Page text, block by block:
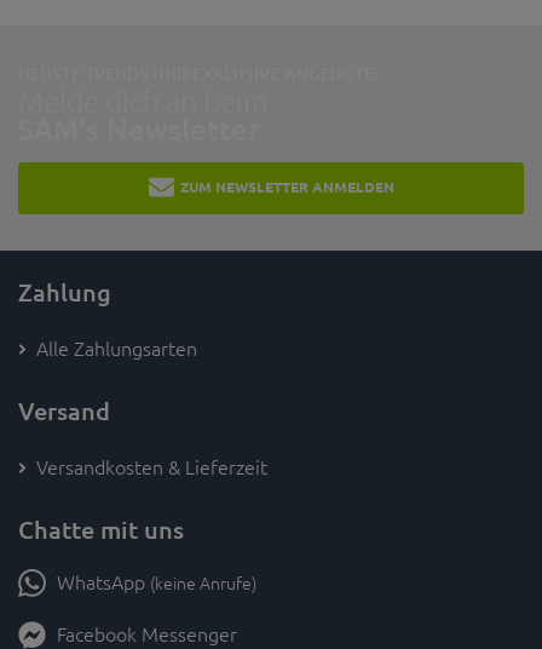
ZUM NEWSLETTER ANMELDEN
Zahlung
Alle Zahlungsarten
Versand
Versandkosten & Lieferzeit
Chatte mit uns
WhatsApp (keine Anrufe)
Facebook Messenger